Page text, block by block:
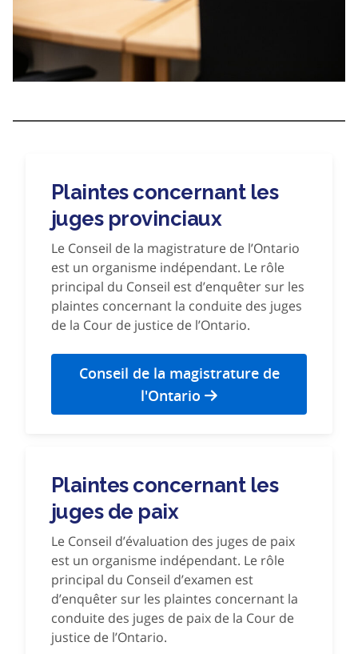
Plaintes concernant les
juges provinciaux
Le Conseil de la magistrature de l’Ontario
est un organisme indépendant. Le rôle
principal du Conseil est d’enquêter sur les
plaintes concernant la conduite des juges
de la Cour de justice de l’Ontario.
Conseil de la magistrature de
l'Ontario
Plaintes concernant les
juges de paix
Le Conseil d’évaluation des juges de paix
est un organisme indépendant. Le rôle
principal du Conseil d’examen est
d’enquêter sur les plaintes concernant la
conduite des juges de paix de la Cour de
justice de l’Ontario.